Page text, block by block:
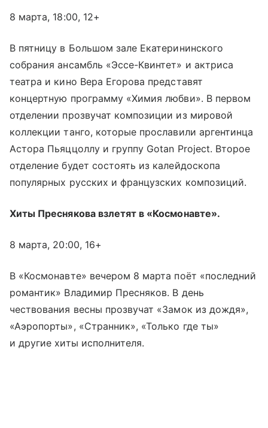
8 марта, 18:00, 12+
В пятницу в Большом зале Екатерининского
собрания ансамбль «Эссе-Квинтет» и актриса
театра и кино Вера Егорова представят
концертную программу «Химия любви». В первом
отделении прозвучат композиции из мировой
коллекции танго, которые прославили аргентинца
Астора Пьяццоллу и группу Gotan Project. Второе
отделение будет состоять из калейдоскопа
популярных русских и французских композиций.
Хиты Преснякова взлетят в «Космонавте».
8 марта, 20:00, 16+
В «Космонавте» вечером 8 марта поёт «последний
романтик» Владимир Пресняков. В день
чествования весны прозвучат «Замок из дождя»,
«Аэропорты», «Странник», «Только где ты»
и другие хиты исполнителя.